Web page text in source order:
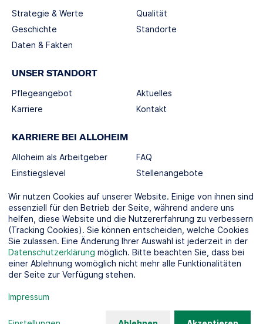
Strategie & Werte
Geschichte
Daten & Fakten
Qualität
Standorte
UNSER STANDORT
Pflegeangebot
Karriere
Aktuelles
Kontakt
KARRIERE BEI ALLOHEIM
Alloheim als Arbeitgeber
Einstiegslevel
FAQ
Stellenangebote
SOCIAL MEDIA
KOOPERATIONSPARTNER
Wir nutzen Cookies auf unserer Website. Einige von ihnen sind
essenziell für den Betrieb der Seite, während andere uns
helfen, diese Website und die Nutzererfahrung zu verbessern
(Tracking Cookies). Sie können entscheiden, welche Cookies
Sie zulassen. Eine Änderung Ihrer Auswahl ist jederzeit in der
Datenschutzerklärung möglich. Bitte beachten Sie, dass bei
einer Ablehnung womöglich nicht mehr alle Funktionalitäten
der Seite zur Verfügung stehen.
Impressum